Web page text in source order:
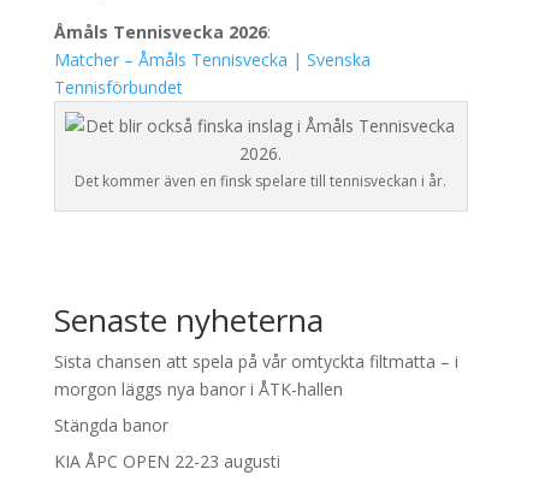
Åmåls Tennisvecka 2026:
Matcher – Åmåls Tennisvecka | Svenska
Tennisförbundet
Det kommer även en finsk spelare till tennisveckan i år.
Senaste nyheterna
Sista chansen att spela på vår omtyckta filtmatta – i
morgon läggs nya banor i ÅTK-hallen
Stängda banor
KIA ÅPC OPEN 22-23 augusti